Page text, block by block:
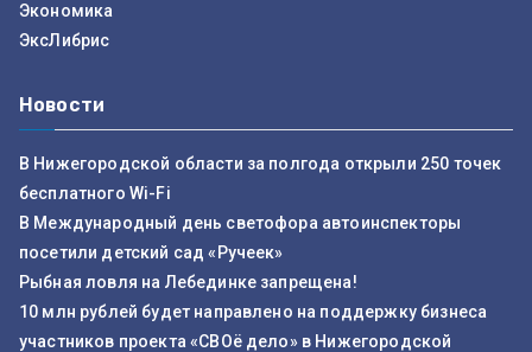
Экономика
ЭксЛибрис
Новости
В Нижегородской области за полгода открыли 250 точек
бесплатного Wi-Fi
В Международный день светофора автоинспекторы
посетили детский сад «Ручеек»
Рыбная ловля на Лебединке запрещена!
10 млн рублей будет направлено на поддержку бизнеса
участников проекта «СВОё дело» в Нижегородской